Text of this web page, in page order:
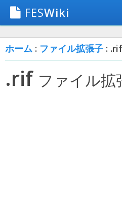
FESWiki
ホーム : ファイル拡張子 :
.rif ファイル拡